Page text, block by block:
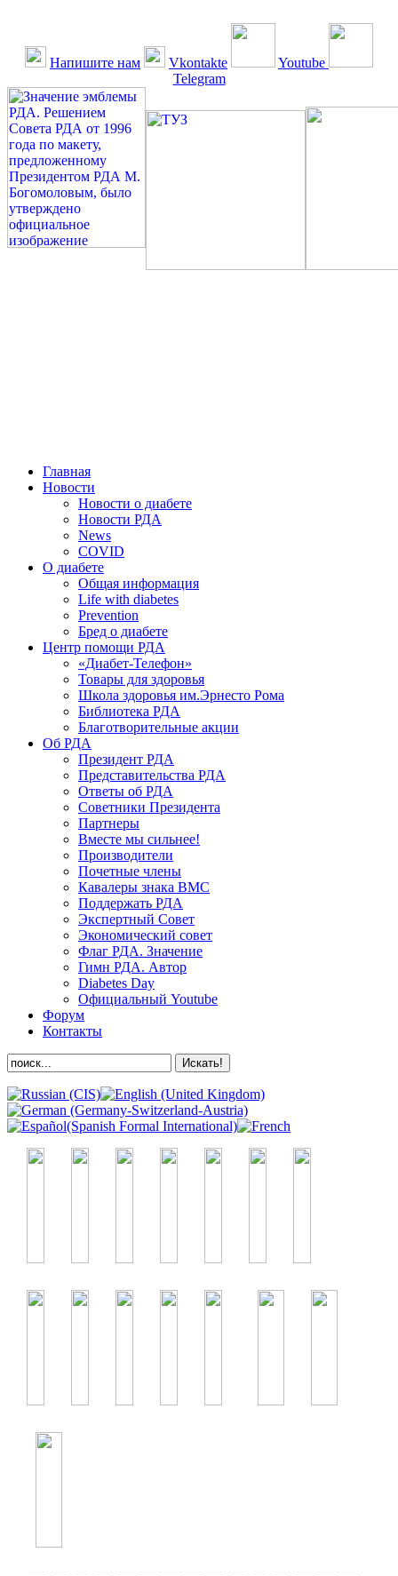
Напишите нам Vkontakte
Youtube
Telegram
Главная
Новости
Новости о диабете
Новости РДА
News
COVID
О диабете
Общая информация
Life with diabetes
Prevention
Бред о диабете
Центр помощи РДА
«Диабет-Телефон»
Товары для здоровья
Школа здоровья им.Эрнесто Рома
Библиотека РДА
Благотворительные акции
Об РДА
Президент РДА
Представительства РДА
Ответы об РДА
Советники Президента
Партнеры
Вместе мы сильнее!
Производители
Почетные члены
Кавалеры знака ВМС
Поддержать РДА
Экспертный Совет
Экономический совет
Флаг РДА. Значение
Гимн РДА. Автор
Diabetes Day
Официальный Youtube
Форум
Контакты